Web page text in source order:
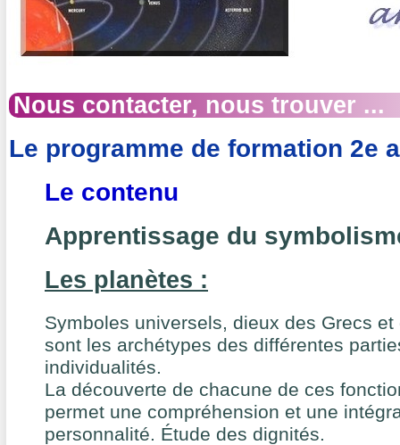
Nous contacter, nous trouver ...
Le programme de formation 2e
Le contenu
Apprentissage du
Les planètes :
Symboles universels, dieux des Grecs
sont les archétypes des différentes
individualités.
La découverte de chacune de ces
permet une compréhension et une
personnalité. Étude des dignités.